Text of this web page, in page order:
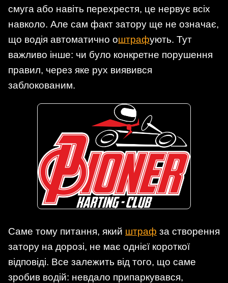
смуга або навіть перехрестя, це нервує всіх
навколо. Але сам факт затору ще не означає,
що водія автоматично оштрафують. Тут
важливо інше: чи було конкретне порушення
правил, через яке рух виявився
заблокованим.
Саме тому питання, який штраф за створення
затору на дорозі, не має однієї короткої
відповіді. Все залежить від того, що саме
зробив водій: невдало припаркувався,